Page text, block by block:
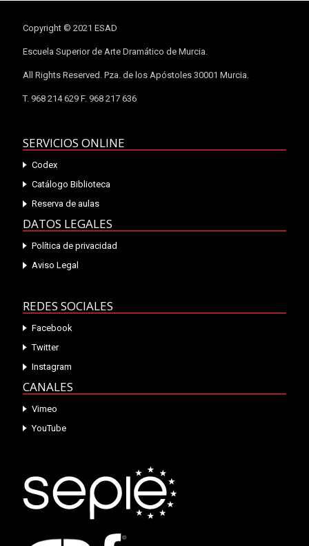
Copyright © 2021 ESAD
Escuela Superior de Arte Dramático de Murcia.
All Rights Reserved. Pza. de los Apóstoles 30001 Murcia.
T. 968 214 629 F. 968 217 636
SERVICIOS ONLINE
Codex
Catálogo Biblioteca
Reserva de aulas
DATOS LEGALES
Política de privacidad
Aviso Legal
REDES SOCIALES
Facebook
Twitter
Instagram
CANALES
Vimeo
YouTube